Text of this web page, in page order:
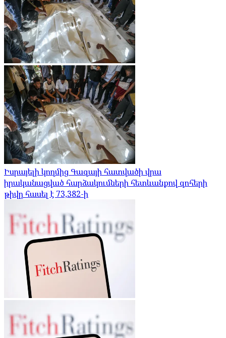
Իսրայելի կողմից Գազայի հատվածի վրա
իրականացված հարձակումների հետևանքով զոհերի
թիվը հասել է 73,382-ի